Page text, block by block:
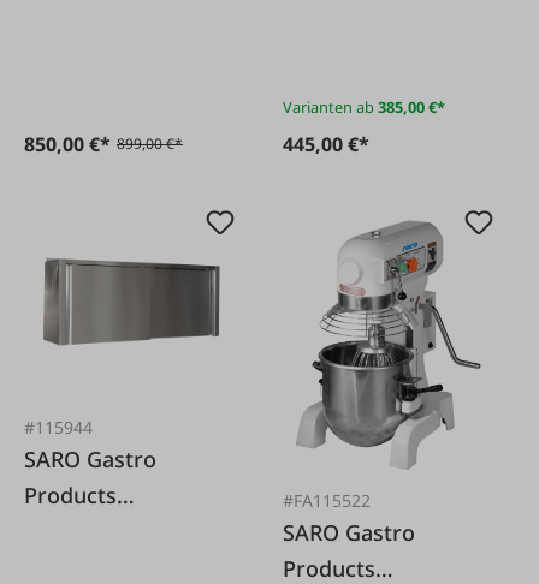
850,00 €* 899,00 €*
Varianten ab385,00 €*
445,00 €*
#115944
SARO Gastro
Products
#FA115522
SARO Gastro
Products